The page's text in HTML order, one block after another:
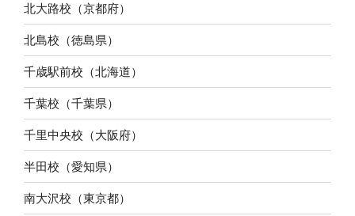
北大路校（京都府）
北島校（徳島県）
千歳駅前校（北海道）
千葉校（千葉県）
千里中央校（大阪府）
半田校（愛知県）
南大沢校（東京都）